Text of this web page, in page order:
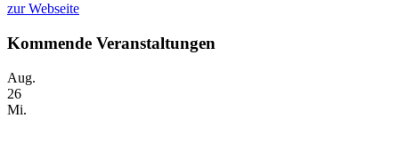
zur Webseite
Kommende Veranstaltungen
Aug.
26
Mi.